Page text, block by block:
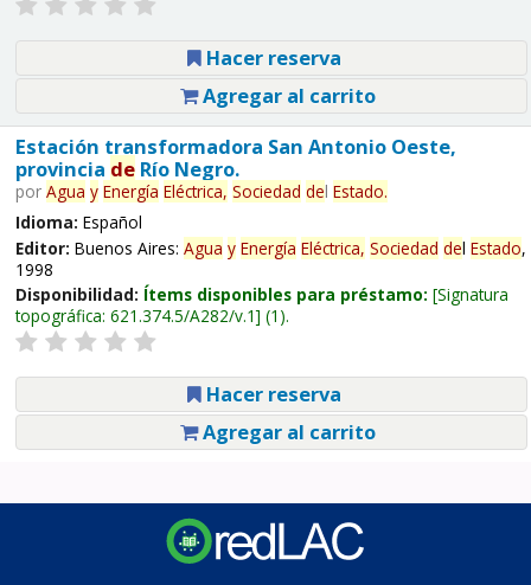
Hacer reserva
Agregar al carrito
Estación transformadora San Antonio Oeste,
provincia deRío Negro.
por Agua y Energía Eléctrica, Sociedad del Estado.
Idioma: Español
Editor: Buenos Aires: Agua y Energía Eléctrica, Sociedad del Estado,
1998
Disponibilidad: Ítems disponibles para préstamo: Signatura
topográfica: 621.374.5/A282/v.1 (1).
Hacer reserva
Agregar al carrito